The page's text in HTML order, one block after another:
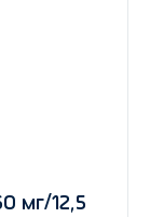
мг/12,5